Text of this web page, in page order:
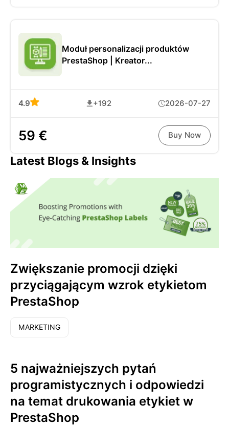
Moduł personalizacji produktów
PrestaShop | Kreator...
4.9 +192 2026-07-27
59 € Buy Now
Latest Blogs & Insights
Zwiększanie promocji dzięki
przyciągającym wzrok etykietom
PrestaShop
MARKETING
5 najważniejszych pytań
programistycznych i odpowiedzi
na temat drukowania etykiet w
PrestaShop